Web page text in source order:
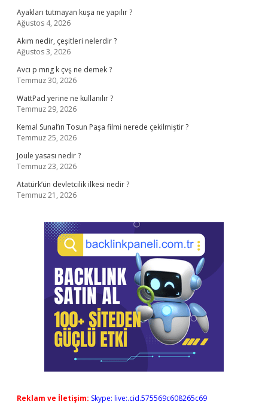
Ayakları tutmayan kuşa ne yapılır ?
Ağustos 4, 2026
Akım nedir, çeşitleri nelerdir ?
Ağustos 3, 2026
Avcı p mng k çvş ne demek ?
Temmuz 30, 2026
WattPad yerine ne kullanılır ?
Temmuz 29, 2026
Kemal Sunal’ın Tosun Paşa filmi nerede çekilmiştir ?
Temmuz 25, 2026
Joule yasası nedir ?
Temmuz 23, 2026
Atatürk’ün devletcilik ilkesi nedir ?
Temmuz 21, 2026
Reklam ve İletişim: Skype: live:.cid.575569c608265c69